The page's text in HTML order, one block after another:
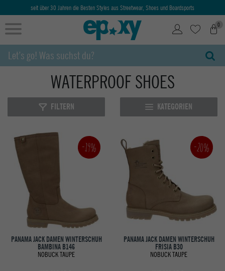
seit über 30 Jahren die Besten Styles aus Streetwear, Shoes und Boardsports
0
WATERPROOF SHOES
FILTERN KATEGORIEN
-19%
PANAMA JACK DAMEN WINTERSCHUH
BAMBINA B146
NOBUCK TAUPE
-20%
PANAMA JACK DAMEN WINTERSCHUH
FRISIA B30
NOBUCK TAUPE